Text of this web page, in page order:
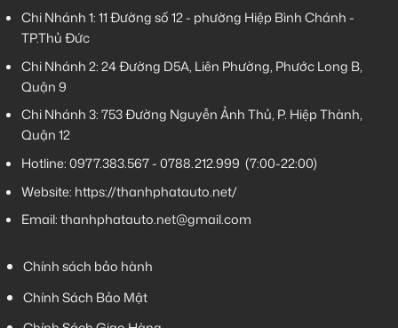
Chi Nhánh 1:11 Đường số 12 - phường Hiệp Bình Chánh -
TP.Thủ Đức
Chi Nhánh 2:24 Đường D5A, Liên Phường, Phước Long B,
Quận 9
Chi Nhánh 3:753 Đường Nguyễn Ảnh Thủ, P. Hiệp Thành,
Quận 12
Hotline:0977.383.567-0788.212.999 (7:00-22:00)
Website: https://thanhphatauto.net/
Email:thanhphatauto.net@gmail.com
Chính sách bảo hành
Chính Sách Bảo Mật